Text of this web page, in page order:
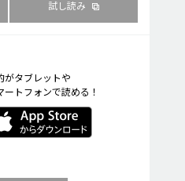
試し読み
がタブレットや
ートフォンで読める！